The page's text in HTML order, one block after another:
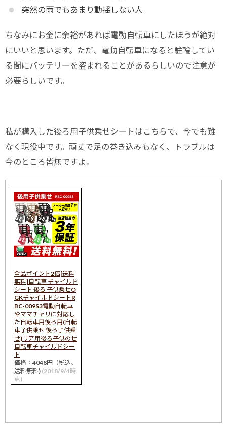
突然の雨でもあまり動揺しない人
ちなみにお金に余裕があれば電動自転車にしたほうが絶対
にいいと思います。ただ、電動自転車になると駐輪してい
る間にバッテリーを盗まれることがあるらしいので注意が
必要らしいです。
私が購入した後ろ用子供乗せシートはこちらで、今でも難
なく現役中です。頑丈で足の巻き込みもなく、トラブルは
今のところ皆無ですよ。
全品ポイント2倍[送料
無料]自転車 チャイルド
シート 後ろ 子供乗せO
GKチャイルドシートR
BC-009S3電動自転車
やママチャリに対応し
た自転車用後ろ用(自転
車子供乗せ 後ろ子供乗
せ)リア用後ろ子供のせ
自転車チャイルドシー
ト
価格：4048円（税込、
送料無料) (2018/9/4時
点)